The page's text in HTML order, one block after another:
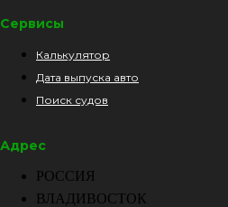
Сервисы
Калькулятор
Дата выпуска авто
Поиск судов
Адрес
РОССИЯ
ВЛАДИВОСТОК